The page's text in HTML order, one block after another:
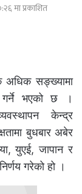
मा प्रकाशित
अधिक सङ्ख्यामा
भएको छ ।
केन्द्र
बुधबार अबेर
युएई, जापान र
गरेको हो ।